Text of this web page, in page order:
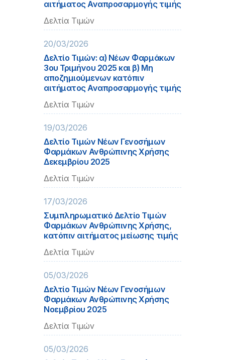
αιτήματος Αναπροσαρμογής τιμής
Δελτία Τιμών
20/03/2026
Δελτίο Τιμών: α) Νέων Φαρμάκων
3ου Τριμήνου 2025 και β) Μη
αποζημιούμενων κατόπιν
αιτήματος Αναπροσαρμογής τιμής
Δελτία Τιμών
19/03/2026
Δελτίο Τιμών Νέων Γενοσήμων
Φαρμάκων Ανθρώπινης Χρήσης
Δεκεμβρίου 2025
Δελτία Τιμών
17/03/2026
Συμπληρωματικό Δελτίο Τιμών
Φαρμάκων Ανθρώπινης Χρήσης,
κατόπιν αιτήματος μείωσης τιμής
Δελτία Τιμών
05/03/2026
Δελτίο Τιμών Νέων Γενοσήμων
Φαρμάκων Ανθρώπινης Χρήσης
Νοεμβρίου 2025
Δελτία Τιμών
05/03/2026